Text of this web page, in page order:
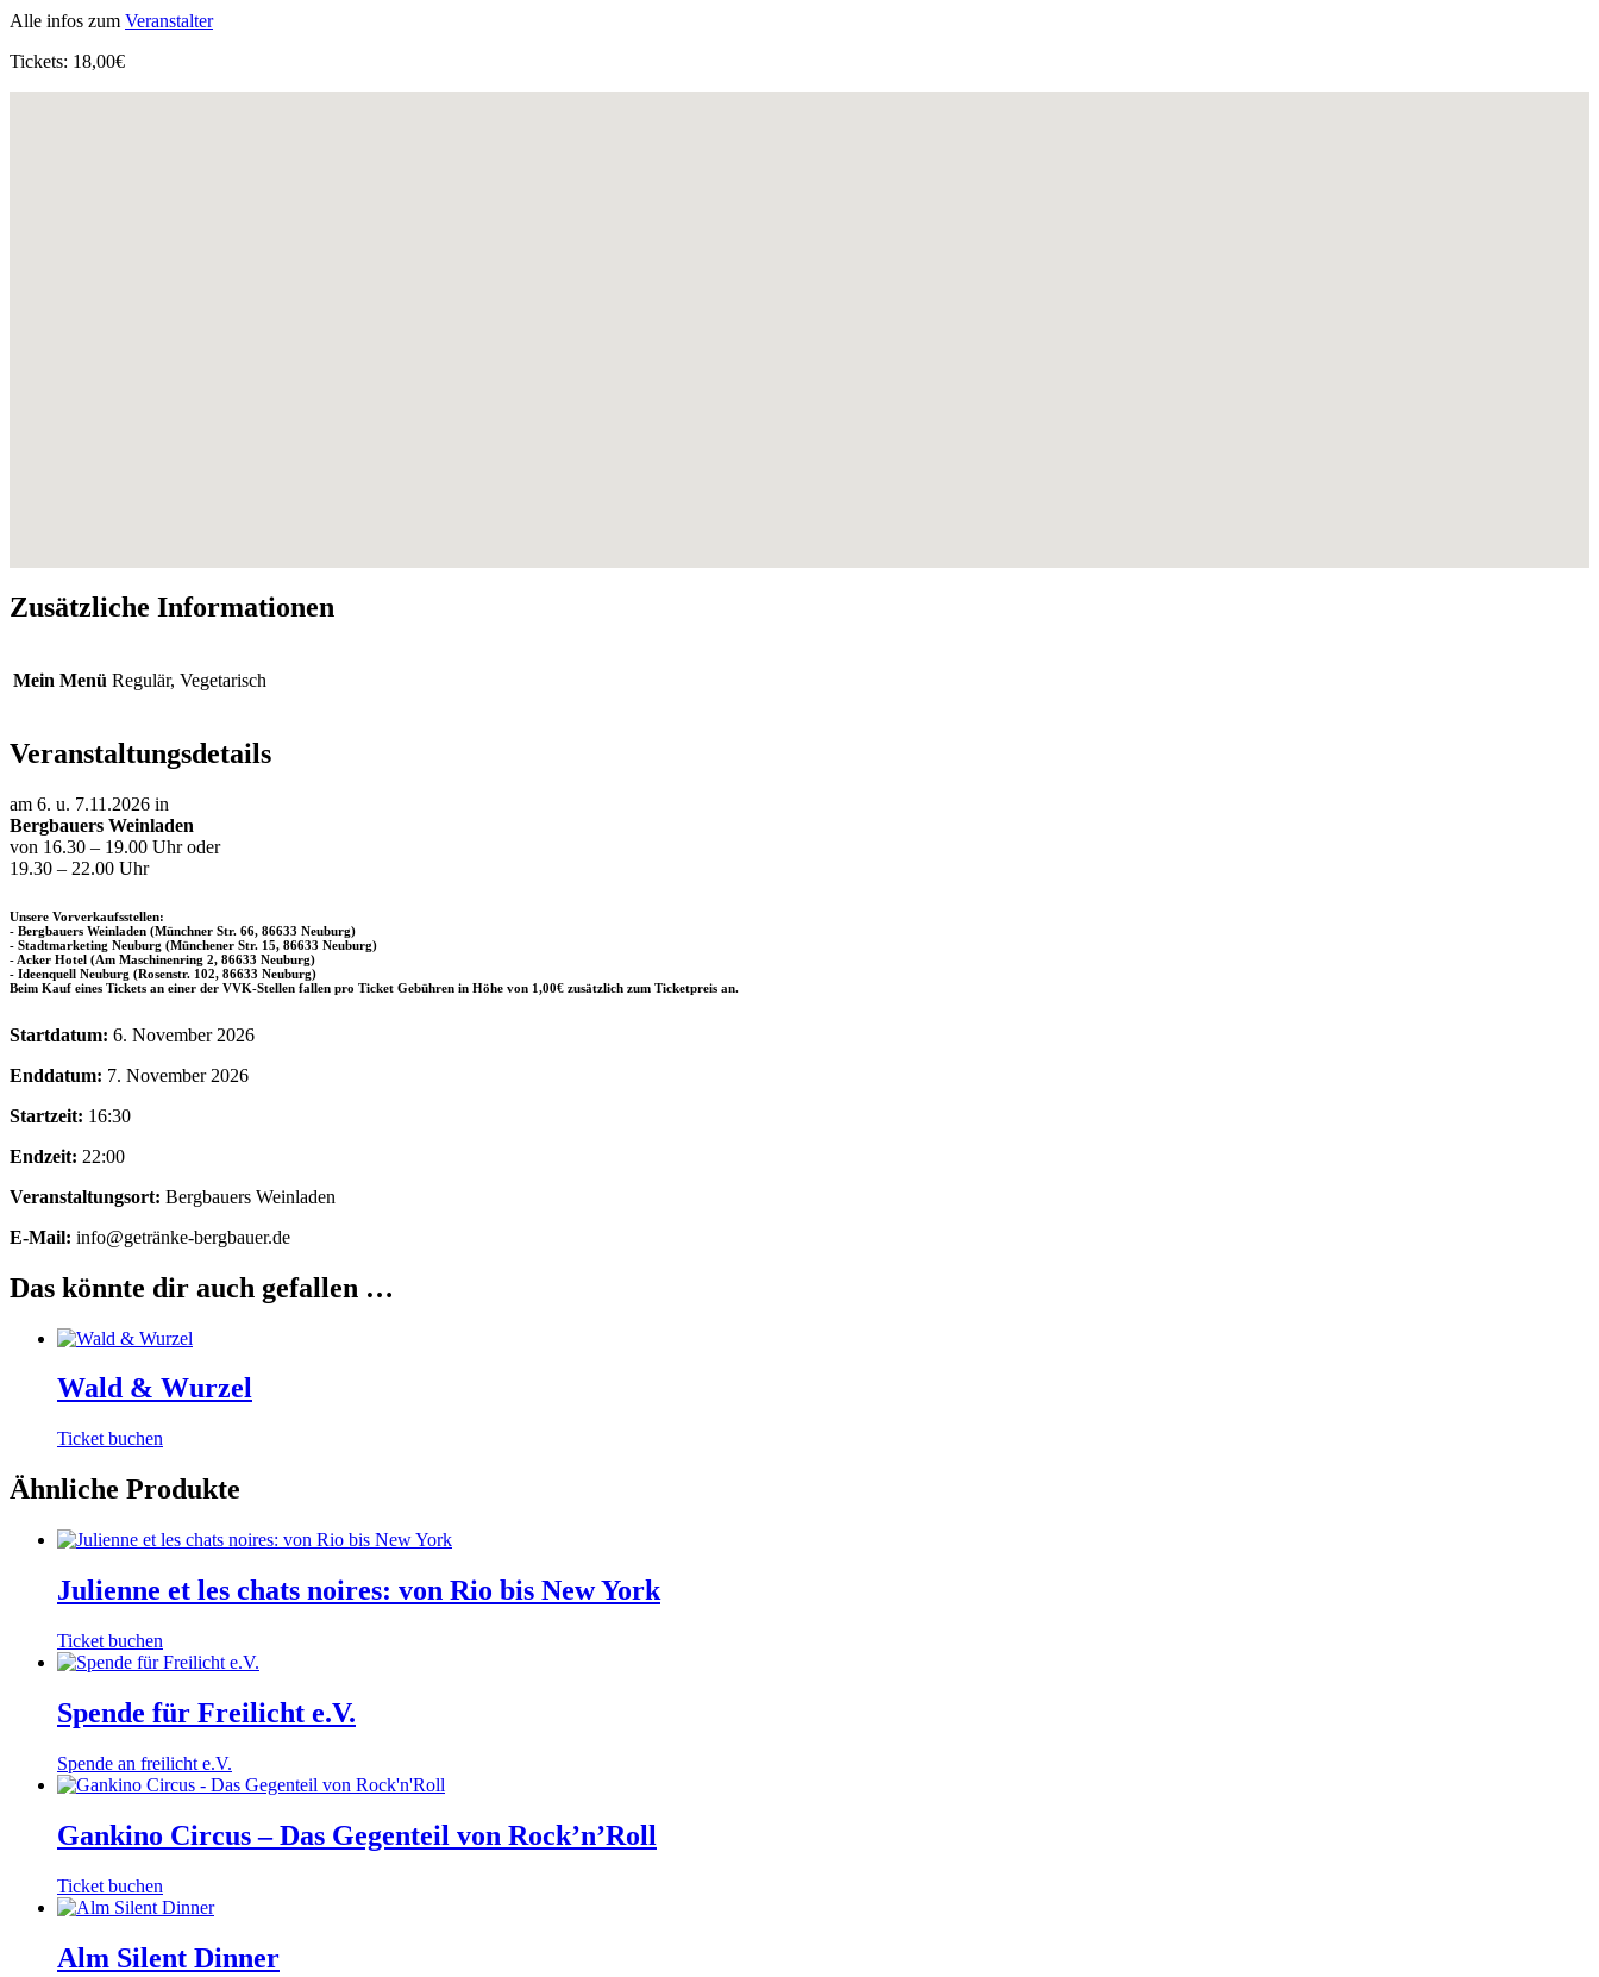
Alle infos zum Veranstalter
Tickets: 18,00€
Zusätzliche Informationen
Mein Menü Regulär, Vegetarisch
Veranstaltungsdetails
am 6. u. 7.11.2026 in
Bergbauers Weinladen
von 16.30 – 19.00 Uhr oder
19.30 – 22.00 Uhr
Unsere Vorverkaufsstellen:
- Bergbauers Weinladen (Münchner Str. 66, 86633 Neuburg)
- Stadtmarketing Neuburg (Münchener Str. 15, 86633 Neuburg)
- Acker Hotel (Am Maschinenring 2, 86633 Neuburg)
- Ideenquell Neuburg (Rosenstr. 102, 86633 Neuburg)
Beim Kauf eines Tickets an einer der VVK-Stellen fallen pro Ticket Gebühren in Höhe von 1,00€ zusätzlich zum Ticketpreis an.
Startdatum: 6. November 2026
Enddatum: 7. November 2026
Startzeit: 16:30
Endzeit: 22:00
Veranstaltungsort: Bergbauers Weinladen
E-Mail: info@getränke-bergbauer.de
Das könnte dir auch gefallen …
Wald & Wurzel
Ticket buchen
weist
mehrere
auf.
Optionen
können
der
Produktseite
werden
Ähnliche Produkte
Julienne et les chats noires: von Rio bis New York
Ticket buchen
Produkt
mehrere
Varianten
Die
Optionen
auf
der
gewählt
werden
Spende für Freilicht e.V.
Spende an freilicht e.V.
Gankino Circus – Das Gegenteil von Rock’n’Roll
Ticket buchen
Produkt
mehrere
Varianten
Alm Silent Dinner